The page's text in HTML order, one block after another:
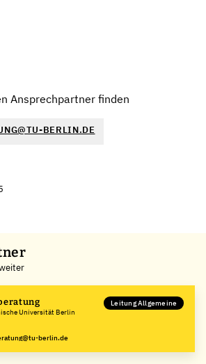
Ansprechpartner finden
BERLIN.DE
Universität Berlin
Leitung Allgemeine
berlin.de